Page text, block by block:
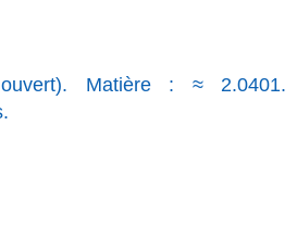
Matière : ≈ 2.0401.